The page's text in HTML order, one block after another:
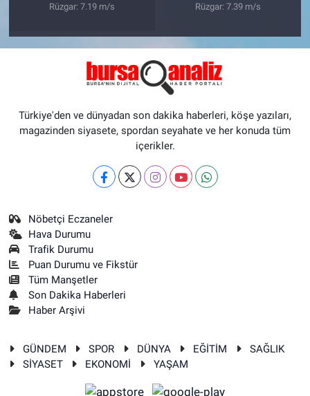
Rüzgar: 7.19 m/s
Rüzgar: 7.39 m/s
Türkiye'den ve dünyadan son dakika haberleri, köşe yazıları,
magazinden siyasete, spordan seyahate ve her konuda tüm
içerikler.
Nöbetçi Eczaneler
Hava Durumu
Trafik Durumu
Puan Durumu ve Fikstür
Tüm Manşetler
Son Dakika Haberleri
Haber Arşivi
GÜNDEM SPOR DÜNYA EĞİTİM
SAĞLIK
SİYASET
EKONOMİ YAŞAM